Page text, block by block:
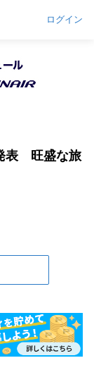
ログイン
表 旺盛な旅